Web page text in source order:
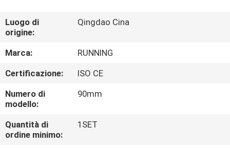
GIRO
DELLA
FABBRICA
CONTROLLO
DI
QUALITÀ
Luogo di
origine:
Qingdao Cina
Marca:
RUNNING
Certificazione:
ISO CE
Numero di
modello:
90mm
Quantità di
ordine minimo:
1SET